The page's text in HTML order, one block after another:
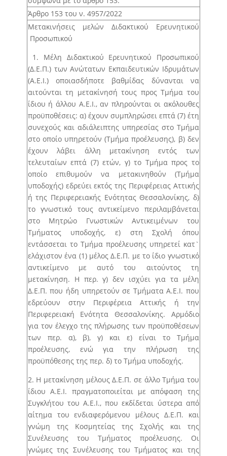
Άρθρο 28 – Διαδικασία ανάδειξης Κοσμήτορα
Άρθρο 29 – Εκλογική διαδικασία για την ανάδειξη
Προέδρου και Αντιπροέδρου Τμήματος
Διευθυντή/ντριας Τομέα
Άρθρο 31 – Εκλογική διαδικασία για την ανάδειξη
Διευθυντή Εργαστηρίου
Άρθρο 32 – Εκλογική διαδικασία για την ανάδειξη
εκπροσώπων των μελών Ε.ΔΙ.Π. και Ε.Τ.Ε.Π. στον
Τομέα, στη Συνέλευση, στην Κοσμητεία
Άρθρο 33 – Εκλογική διαδικασία για την ανάδειξη
των εκπροσώπων των φοιτητών/φοιτητριών στη
Συνέλευση του Τμήματος
Άρθρο 34 – Αξιολόγηση φοιτητή/φοιτήτριας από
τριμελή επιτροπή
Άρθρο 153 του ν. 4957/2022
Μετακινήσεις μελών Διδακτικού Ερευνητικού
Προσωπικού
1. Μέλη Διδακτικού Ερευνητικού Προσωπικού
(Δ.Ε.Π.) των Ανώτατων Εκπαιδευτικών Ιδρυμάτων
(Α.Ε.Ι.) οποιασδήποτε βαθμίδας δύνανται να
αιτούνται τη μετακίνησή τους προς Τμήμα του
ίδιου ή άλλου Α.Ε.Ι., αν πληρούνται οι ακόλουθες
προϋποθέσεις: α) έχουν συμπληρώσει επτά (7) έτη
συνεχούς και αδιάλειπτης υπηρεσίας στο Τμήμα
στο οποίο υπηρετούν (Τμήμα προέλευσης), β) δεν
έχουν λάβει άλλη μετακίνηση εντός των
τελευταίων επτά (7) ετών, γ) το Τμήμα προς το
οποίο επιθυμούν να μετακινηθούν (Τμήμα
υποδοχής) εδρεύει εκτός της Περιφέρειας Αττικής
ή της Περιφερειακής Ενότητας Θεσσαλονίκης, δ)
το γνωστικό τους αντικείμενο περιλαμβάνεται
στο Μητρώο Γνωστικών Αντικειμένων του
Τμήματος υποδοχής, ε) στη Σχολή όπου
εντάσσεται το Τμήμα προέλευσης υπηρετεί κατ`
ελάχιστον ένα (1) μέλος Δ.Ε.Π. με το ίδιο γνωστικό
αντικείμενο με αυτό του αιτούντος τη
μετακίνηση. Η περ. γ) δεν ισχύει για τα μέλη
Δ.Ε.Π. που ήδη υπηρετούν σε Τμήματα Α.Ε.Ι. που
εδρεύουν στην Περιφέρεια Αττικής ή την
Περιφερειακή Ενότητα Θεσσαλονίκης. Αρμόδιο
για τον έλεγχο της πλήρωσης των προϋποθέσεων
των περ. α), β), γ) και ε) είναι το Τμήμα
προέλευσης, ενώ για την πλήρωση της
προϋπόθεσης της περ. δ) το Τμήμα υποδοχής.
2. Η μετακίνηση μέλους Δ.Ε.Π. σε άλλο Τμήμα του
ίδιου Α.Ε.Ι. πραγματοποιείται με απόφαση της
Συγκλήτου του Α.Ε.Ι., που εκδίδεται ύστερα από
αίτημα του ενδιαφερόμενου μέλους Δ.Ε.Π. και
γνώμη της Κοσμητείας της Σχολής και της
Συνέλευσης του Τμήματος προέλευσης. Οι
γνώμες της Συνέλευσης του Τμήματος και της